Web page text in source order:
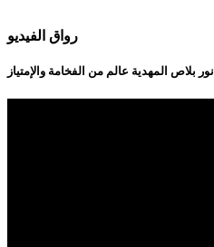
رواق الفيديو
نور بلاص المهدية عالم من الفخامة والإمتياز